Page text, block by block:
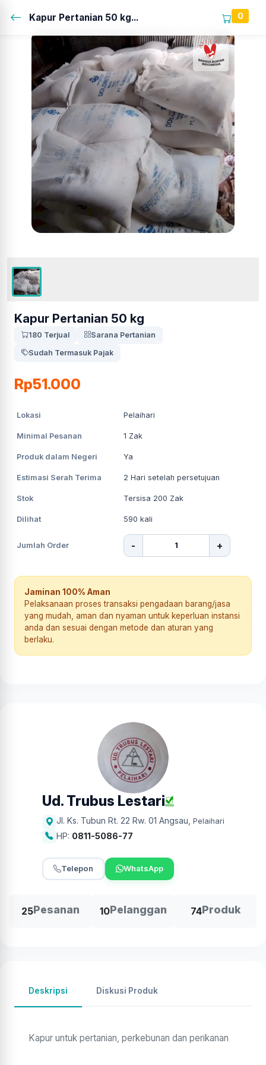
Kapur Pertanian 50 kg... 0
Kapur Pertanian 50 kg
180 Terjual
Sarana Pertanian
Sudah Termasuk Pajak
Rp51.000
Lokasi Pelaihari
Minimal Pesanan 1 Zak
Produk dalam Negeri Ya
Estimasi Serah Terima 2 Hari setelah persetujuan
Stok Tersisa 200 Zak
Dilihat 590 kali
Jumlah Order - +
Jaminan 100% Aman
Pelaksanaan proses transaksi pengadaan barang/jasa
yang mudah, aman dan nyaman untuk keperluan instansi
anda dan sesuai dengan metode dan aturan yang
berlaku.
Ud. Trubus Lestari
Jl. Ks. Tubun Rt. 22 Rw. 01 Angsau Pelaihari
HP: 0811-5086-77
Telepon WhatsApp
25Pesanan 10Pelanggan 74Produk
Deskripsi Diskusi Produk
Kapur untuk pertanian, perkebunan dan perikanan